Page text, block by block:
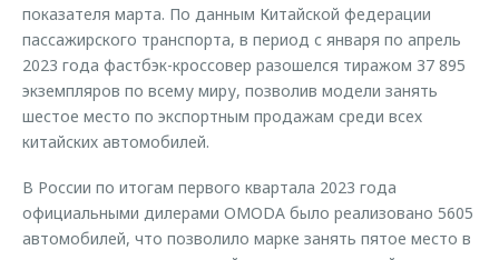
Калькулятор трейд-ин
Запчасти
показателя марта. По данным Китайской федерации
пассажирского транспорта, в период с января по апрель
2023 года фастбэк-кроссовер разошелся тиражом 37 895
экземпляров по всему миру, позволив модели занять
шестое место по экспортным продажам среди всех
китайских автомобилей.
В России по итогам первого квартала 2023 года
официальными дилерами OMODA было реализовано 5605
автомобилей, что позволило марке занять пятое место в